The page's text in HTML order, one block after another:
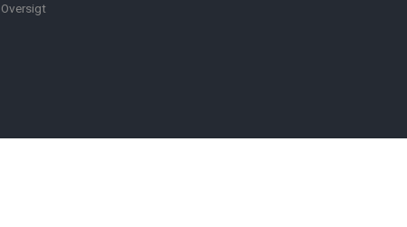
Oversigt